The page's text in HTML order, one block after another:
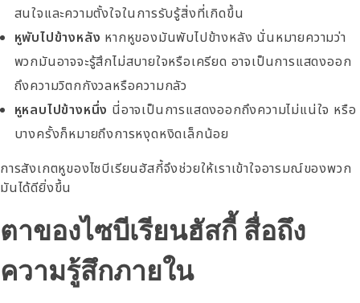
สนใจและความตั้งใจในการรับรู้สิ่งที่เกิดขึ้น
หูพับไปข้างหลัง หากหูของมันพับไปข้างหลัง นั่นหมายความว่า
พวกมันอาจจะรู้สึกไม่สบายใจหรือเครียด อาจเป็นการแสดงออก
ถึงความวิตกกังวลหรือความกลัว
หูหลบไปข้างหนึ่ง นี่อาจเป็นการแสดงออกถึงความไม่แน่ใจ หรือ
บางครั้งก็หมายถึงการหงุดหงิดเล็กน้อย
การสังเกตหูของไซบีเรียนฮัสกี้จึงช่วยให้เราเข้าใจอารมณ์ของพวก
มันได้ดียิ่งขึ้น
ตาของไซบีเรียนฮัสกี้ สื่อถึง
ความรู้สึกภายใน